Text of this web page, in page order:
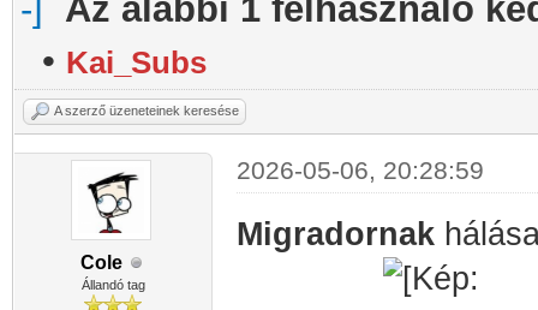
Az alábbi 1 felhasználó
• Kai_Subs
A szerző üzeneteinek keresése
Cole
Állandó tag
2026-05-06, 20:28:59
Migradornak